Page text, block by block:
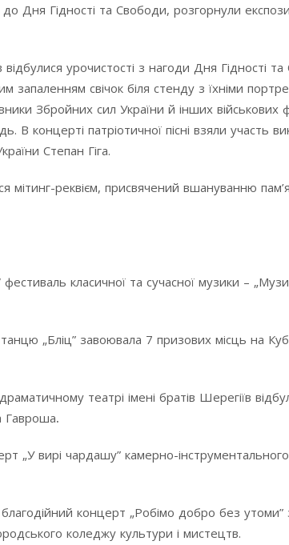
до Дня Гідності та Свободи, розгорнули
урочистості з нагоди Дня Гідності
запаленням свічок біля стенду з їхніми
Збройних сил України й інших військових
В концерті патріотичної пісні взяли участь
Степан Гіга.
мітинг-реквієм, присвячений вшануванню
класичної та сучасної музики –
„Бліц” завоювала 7 призових місць на
театрі імені братів Шерегіїв
Гавроша.
„У вирі чардашу” камерно-
концерт „Робімо добро без утоми”
коледжу культури і мистецтв.